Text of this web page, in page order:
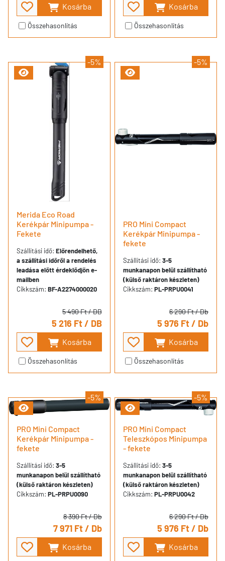
Kosárba
Összehasonlítás
Kosárba
Összehasonlítás
-5%
Merida Eco Road
Kerékpár Minipumpa -
Fekete
Szállítási idő: Előrendelhető,
a szállítási időről a rendelés
leadása előtt érdeklődjön e-
mailben
Cikkszám: BF-A2274000020
5 490 Ft/ DB
5 216 Ft/ DB
Kosárba
Összehasonlítás
-5%
PRO Mini Compact
Kerékpár Minipumpa -
fekete
Szállítási idő: 3-5
munkanapon belül szállítható
(külső raktáron készleten)
Cikkszám: PL-PRPU0041
6 290 Ft/ Db
5 976 Ft/ Db
Kosárba
Összehasonlítás
-5%
PRO Mini Compact
Kerékpár Minipumpa -
fekete
Szállítási idő: 3-5
munkanapon belül szállítható
(külső raktáron készleten)
Cikkszám: PL-PRPU0090
8 390 Ft/ Db
7 971 Ft/ Db
Kosárba
-5%
PRO Mini Compact
Teleszkópos Minipumpa
- fekete
Szállítási idő: 3-5
munkanapon belül szállítható
(külső raktáron készleten)
Cikkszám: PL-PRPU0042
6 290 Ft/ Db
5 976 Ft/ Db
Kosárba